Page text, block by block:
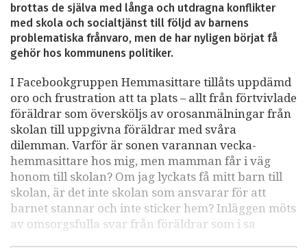
brottas de själva med långa och utdragna konflikter
med skola och socialtjänst till följd av barnens
problematiska frånvaro, men de har nyligen börjat få
gehör hos kommunens politiker.
I Facebookgruppen Hemmasittare tillåts uppdämd
oro och frustration att ta plats – allt från förtvivlade
föräldrar som översköljs av orosanmälningar från
skolan till uppgivna föräldrar med svåra
dilemman. Varför är sonen varannan vecka-
hemmasittare hos mig, men mamman får i väg
honom till skolan? Om jag lyckats få mitt barn till
skolan, är det inte skolan som ansvarar för att
barnet stannar och inte sticker hem? Inläggen möts
av omsorgsfulla svar från föräldrar som i sa